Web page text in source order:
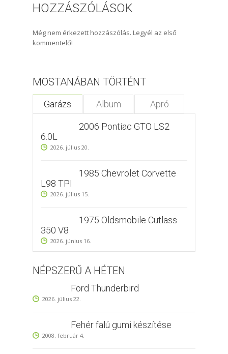
HOZZÁSZÓLÁSOK
Még nem érkezett hozzászólás. Legyél az első
kommentelő!
MOSTANÁBAN TÖRTÉNT
Garázs Album Apró
2006 Pontiac GTO LS2
6.0L
2026. július 20.
1985 Chevrolet Corvette
L98 TPI
2026. július 15.
1975 Oldsmobile Cutlass
350 V8
2026. június 16.
NÉPSZERŰ A HÉTEN
Ford Thunderbird
2026. július 22.
Fehér falú gumi készítése
2008. február 4.